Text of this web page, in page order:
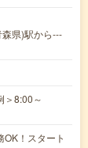
県)駅から---
＞8:00～
！スタート